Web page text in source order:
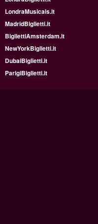
LondraMusicals.it
MadridBiglietti.it
BigliettiAmsterdam.it
NewYorkBiglietti.it
DubaiBiglietti.it
ParigiBiglietti.it